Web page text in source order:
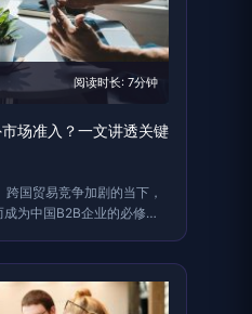
阅读时长: 7分钟
场准入？一文讲透关键
国贸易竞争加剧的当下，
成为中国B2B企业的必修